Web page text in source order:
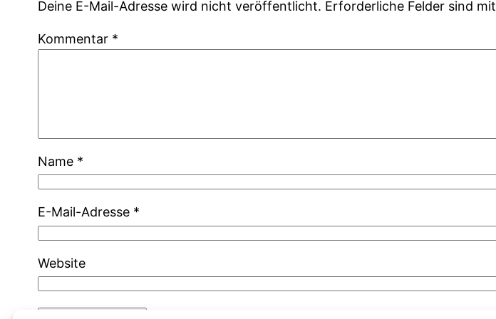
Deine E-Mail-Adresse wird nicht veröffentlicht. Erforderliche Felder sind mit
Kommentar *
Name *
E-Mail-Adresse *
Website